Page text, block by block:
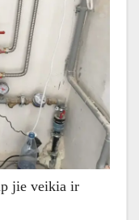
jie veikia ir